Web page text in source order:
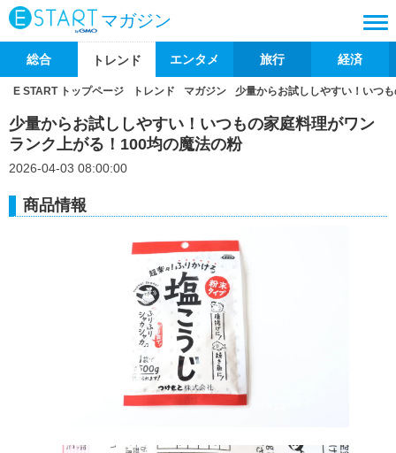
マガジン
総合 トレンド エンタメ 旅行 経済
E START トップページ トレンド マガジン 少量からお試ししやすい！いつ
少量からお試ししやすい！いつもの家庭料理がワン
ランク上がる！100均の魔法の粉
2026-04-03 08:00:00
商品情報